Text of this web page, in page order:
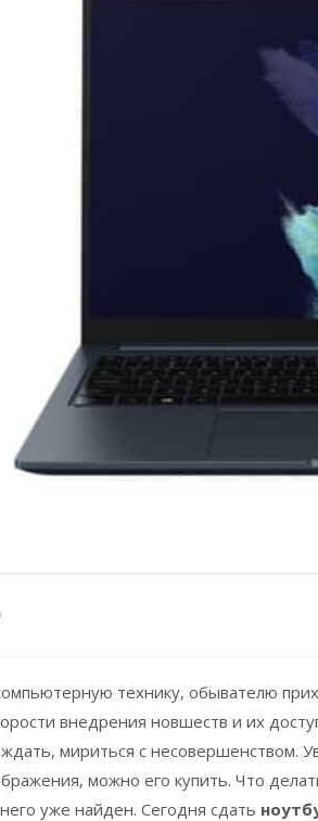
технику, обывателю
внедрения новшеств и их
мириться с несовершенством.
можно его купить. Что
уже найден. Сегодня сдать